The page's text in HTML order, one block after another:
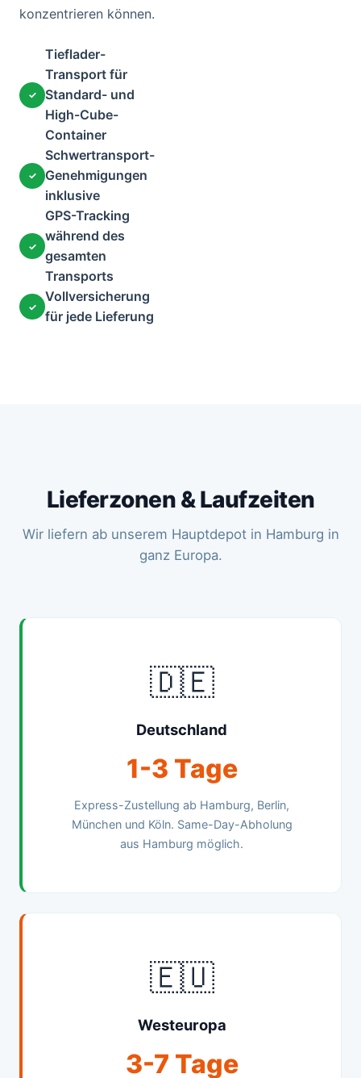
konzentrieren können.
✓
Tieflader-
Transport für
Standard- und
High-Cube-
Container
✓
Schwertransport-
Genehmigungen
inklusive
✓
GPS-Tracking
während des
gesamten
Transports
✓
Vollversicherung
für jede Lieferung
Lieferzonen & Laufzeiten
Wir liefern ab unserem Hauptdepot in Hamburg in
ganz Europa.
🇩🇪
Deutschland
1-3 Tage
Express-Zustellung ab Hamburg, Berlin,
München und Köln. Same-Day-Abholung
aus Hamburg möglich.
🇪🇺
Westeuropa
3-7 Tage